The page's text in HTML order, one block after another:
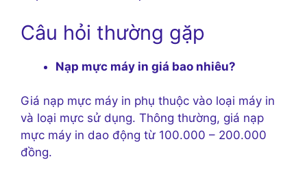
Câu hỏi thường gặp
Nạp mực máy in giá bao nhiêu?
Giá nạp mực máy in phụ thuộc vào loại máy in
và loại mực sử dụng. Thông thường, giá nạp
mực máy in dao động từ 100.000 – 200.000
đồng.